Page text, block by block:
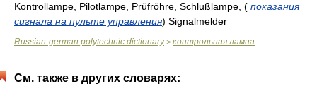
Kontrollampe, Pilotlampe, Prüfröhre, Schlußlampe, ( показания
сигнала на пульте управления) Signalmelder
Russian-german polytechnic dictionary> контрольная лампа
См. также в других словарях: